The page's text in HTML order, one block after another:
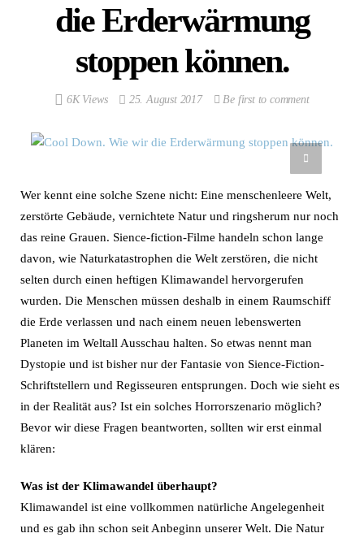
die Erderwärmung
stoppen können.
6K Views 25. August 2017 Be first to comment
Wer kennt eine solche Szene nicht: Eine menschenleere Welt,
zerstörte Gebäude, vernichtete Natur und ringsherum nur noch
das reine Grauen. Sience-fiction-Filme handeln schon lange
davon, wie Naturkatastrophen die Welt zerstören, die nicht
selten durch einen heftigen Klimawandel hervorgerufen
wurden. Die Menschen müssen deshalb in einem Raumschiff
die Erde verlassen und nach einem neuen lebenswerten
Planeten im Weltall Ausschau halten. So etwas nennt man
Dystopie und ist bisher nur der Fantasie von Sience-Fiction-
Schriftstellern und Regisseuren entsprungen. Doch wie sieht es
in der Realität aus? Ist ein solches Horrorszenario möglich?
Bevor wir diese Fragen beantworten, sollten wir erst einmal
klären:
Was ist der Klimawandel überhaupt?
Klimawandel ist eine vollkommen natürliche Angelegenheit
und es gab ihn schon seit Anbeginn unserer Welt. Die Natur